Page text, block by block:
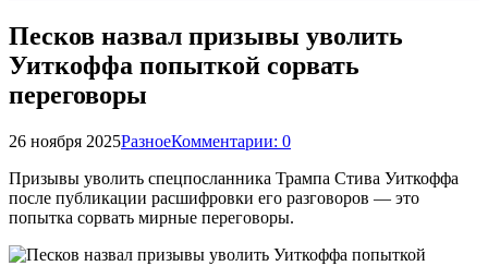
Песков назвал призывы уволить
Уиткоффа попыткой сорвать
переговоры
26 ноября 2025РазноеКомментарии: 0
Призывы уволить спецпосланника Трампа Стива Уиткоффа
после публикации расшифровки его разговоров — это
попытка сорвать мирные переговоры.